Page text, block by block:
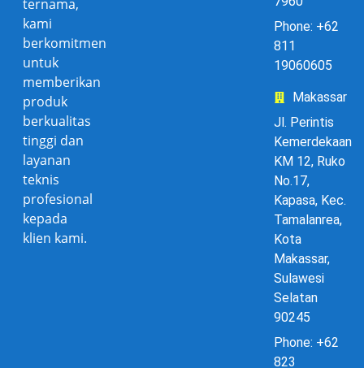
ternama,
kami
berkomitmen
untuk
memberikan
produk
berkualitas
tinggi dan
layanan
teknis
profesional
kepada
klien kami.
Phone: +62
811
19060605
Makassar
Jl. Perintis
Kemerdekaan
KM 12, Ruko
No.17,
Kapasa, Kec.
Tamalanrea,
Kota
Makassar,
Sulawesi
Selatan
90245
Phone: +62
823